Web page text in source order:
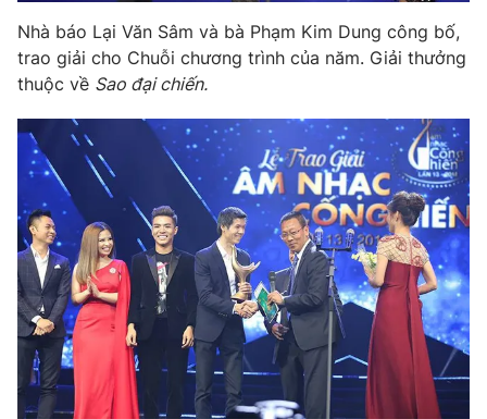
Nhà báo Lại Văn Sâm và bà Phạm Kim Dung công bố,
trao giải cho Chuỗi chương trình của năm. Giải thưởng
thuộc về Sao đại chiến.